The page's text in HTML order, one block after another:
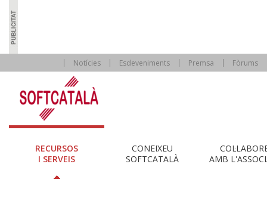
Notícies Esdeveniments Premsa Fòrums
RECURSOS
I SERVEIS
CONEIXEU
SOFTCATALÀ
AMB